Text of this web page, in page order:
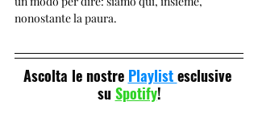
nonostante la paura.
Ascolta le nostre Playlist esclusive
su Spotify!